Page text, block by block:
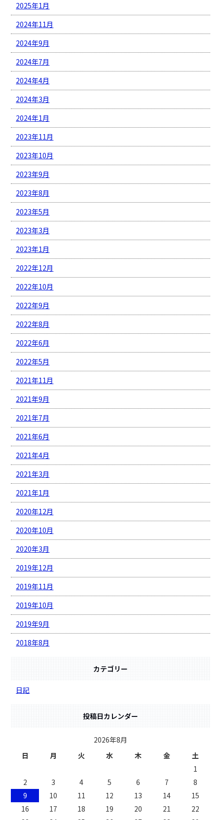
2025年1月
2024年11月
2024年9月
2024年7月
2024年4月
2024年3月
2024年1月
2023年11月
2023年10月
2023年9月
2023年8月
2023年5月
2023年3月
2023年1月
2022年12月
2022年10月
2022年9月
2022年8月
2022年6月
2022年5月
2021年11月
2021年9月
2021年7月
2021年6月
2021年4月
2021年3月
2021年1月
2020年12月
2020年10月
2020年3月
2019年12月
2019年11月
2019年10月
2019年9月
2018年8月
カテゴリー
日記
投稿日カレンダー
2026年8月
日
月 火 水 木 金
土
1
2
3 4 5 6 7
8
9
10 11 12 13 14
15
16
17 18 19 20 21
22